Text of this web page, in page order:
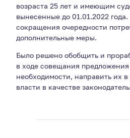
возраста 25 лет и имеющим
вынесенные до 01.01.2022
сокращения очередности
дополнительные меры.
Было решено обобщить и
в ходе совещания
необходимости, направить их
власти в качестве